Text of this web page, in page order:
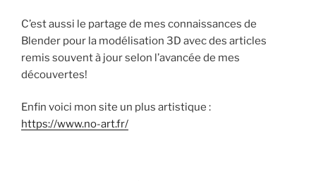
C’est aussi le partage de mes connaissances de
Blender pour la modélisation 3D avec des articles
remis souvent à jour selon l’avancée de mes
découvertes!
Enfin voici mon site un plus artistique :
https://www.no-art.fr/